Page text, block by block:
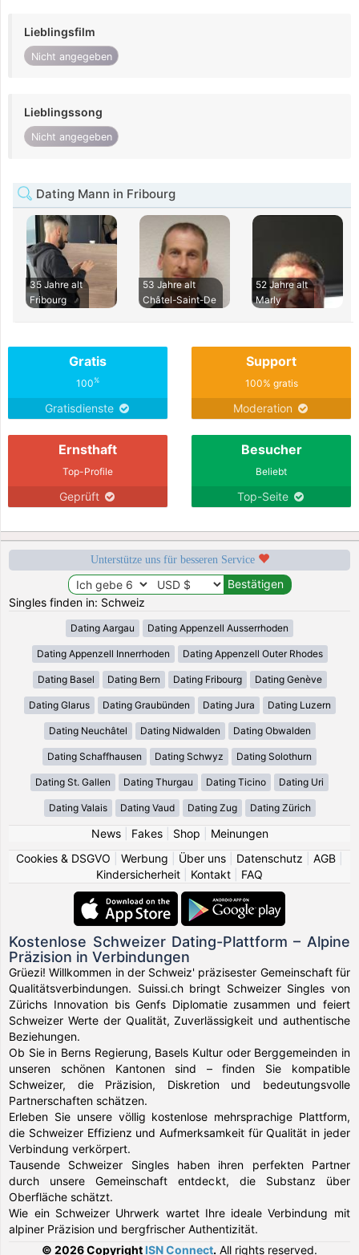
Lieblingsfilm
Nicht angegeben
Lieblingssong
Nicht angegeben
Dating Mann in Fribourg
35 Jahre alt
Fribourg
53 Jahre alt
Châtel-Saint-De
52 Jahre alt
Marly
Gratis
100%
Gratisdienste
Support
100% gratis
Moderation
Ernsthaft
Top-Profile
Geprüft
Besucher
Beliebt
Top-Seite
Unterstütze uns für besseren Service
Singles finden in: Schweiz
Dating Aargau Dating Appenzell Ausserrhoden
Dating Appenzell Innerrhoden Dating Appenzell Outer Rhodes
Dating Basel Dating Bern Dating Fribourg Dating Genève
Dating Glarus Dating Graubünden Dating Jura Dating Luzern
Dating Neuchâtel Dating Nidwalden Dating Obwalden
Dating Schaffhausen Dating Schwyz Dating Solothurn
Dating St. Gallen Dating Thurgau Dating Ticino Dating Uri
Dating Valais Dating Vaud Dating Zug Dating Zürich
News| Fakes| Shop
Meinungen
Cookies & DSGVO
Werbung Über uns Datenschutz AGB
Kindersicherheit
Kontakt FAQ
Kostenlose Schweizer Dating-Plattform – Alpine
Präzision in Verbindungen
Grüezi! Willkommen in der Schweiz' präzisester Gemeinschaft für
Qualitätsverbindungen. Suissi.ch bringt Schweizer Singles von
Zürichs Innovation bis Genfs Diplomatie zusammen und feiert
Schweizer Werte der Qualität, Zuverlässigkeit und authentische
Beziehungen.
Ob Sie in Berns Regierung, Basels Kultur oder Berggemeinden in
unseren schönen Kantonen sind – finden Sie kompatible
Schweizer, die Präzision, Diskretion und bedeutungsvolle
Partnerschaften schätzen.
Erleben Sie unsere völlig kostenlose mehrsprachige Plattform,
die Schweizer Effizienz und Aufmerksamkeit für Qualität in jeder
Verbindung verkörpert.
Tausende Schweizer Singles haben ihren perfekten Partner
durch unsere Gemeinschaft entdeckt, die Substanz über
Oberfläche schätzt.
Wie ein Schweizer Uhrwerk wartet Ihre ideale Verbindung mit
alpiner Präzision und bergfrischer Authentizität.
© 2026 Copyright ISN Connect. All rights reserved.